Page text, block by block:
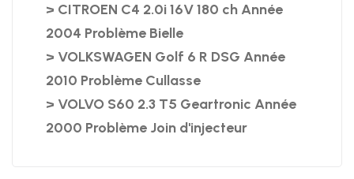
> CITROEN C4 2.0i 16V 180 ch Année
2004 Problème Bielle
> VOLKSWAGEN Golf 6 R DSG Année
2010 Problème Cullasse
> VOLVO S60 2.3 T5 Geartronic Année
2000 Problème Join d'injecteur